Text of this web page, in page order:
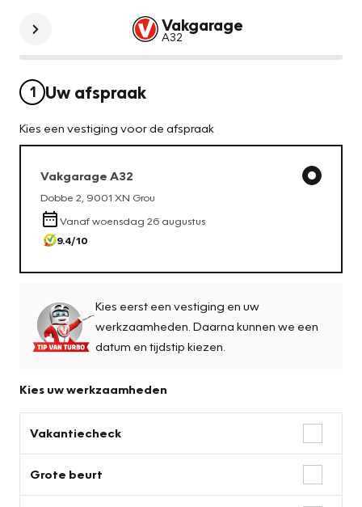
Vakgarage
A32
1 Uw afspraak
Kies een vestiging voor de afspraak
Vakgarage A32
Dobbe 2 9001 XN Grou
Vanafwoensdag 26 augustus
9.4/10
Kies eerst een vestiging en uw
werkzaamheden. Daarna kunnen we een
datum en tijdstip kiezen.
Kies uw werkzaamheden
Vakantiecheck
Grote beurt